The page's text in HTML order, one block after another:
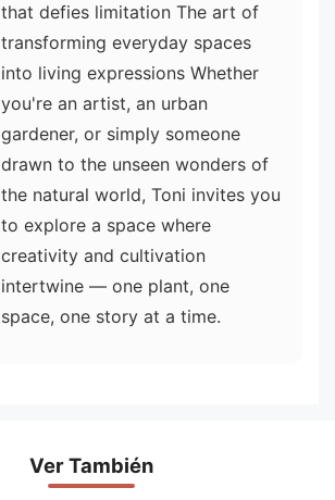
that defies limitation The art of
transforming everyday spaces
into living expressions Whether
you're an artist, an urban
gardener, or simply someone
drawn to the unseen wonders of
the natural world, Toni invites you
to explore a space where
creativity and cultivation
intertwine — one plant, one
space, one story at a time.
Ver También